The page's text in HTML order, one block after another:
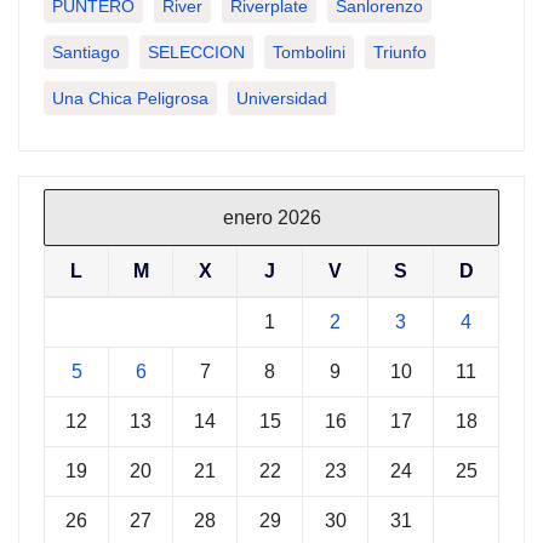
PUNTERO River Riverplate Sanlorenzo
Santiago SELECCION Tombolini Triunfo
Una Chica Peligrosa Universidad
enero 2026
L M X J V S D
1 2 3 4
5 6 7 8 9 10 11
12 13 14 15 16 17 18
19 20 21 22 23 24 25
26 27 28 29 30 31